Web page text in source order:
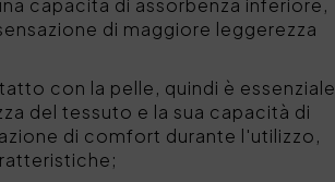
capacità di assorbenza inferiore,
di maggiore leggerezza
con la pelle, quindi è essenziale
del tessuto e la sua capacità di
di comfort durante l'utilizzo,